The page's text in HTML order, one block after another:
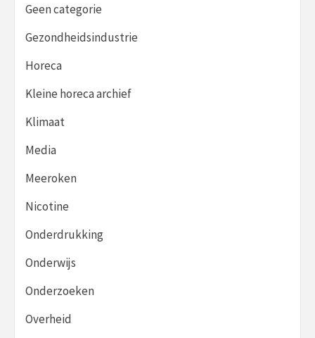
Geen categorie
Gezondheidsindustrie
Horeca
Kleine horeca archief
Klimaat
Media
Meeroken
Nicotine
Onderdrukking
Onderwijs
Onderzoeken
Overheid